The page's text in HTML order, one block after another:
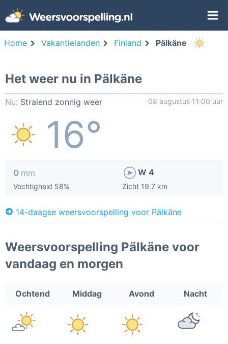
Home Vakantielanden Finland Pälkäne
Het weer nu in Pälkäne
Nu: Stralend zonnig weer 08 augustus 11:00 uur
16°
0 mm
Vochtigheid 58%
W 4
Zicht 19.7 km
14-daagse weersvoorspelling voor Pälkäne
Weersvoorspelling Pälkäne voor
vandaag en morgen
Ochtend Middag Avond Nacht